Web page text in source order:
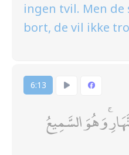
ingen tvil. Men de
bort, de vil ikke
6:13
وَهُوَ السَّمِيعُ